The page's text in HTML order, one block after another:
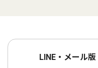
LINE・メール